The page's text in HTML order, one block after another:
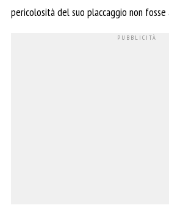
pericolosità del suo placcaggio non